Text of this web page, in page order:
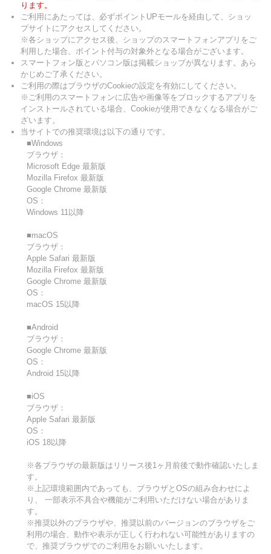
ります。
ご利用にあたっては、必ずポイントUPモールを経由して、ショッ
プサイトにアクセスしてください。
※各ショップにアクセス後、ショップのスマートフォンアプリをご
利用した場合、ポイント付与の対象外となる場合がございます。
スマートフォン版とパソコン版は掲載ショップが異なります。あら
かじめご了承ください。
ご利用の際はブラウザのCookieの設定を有効にしてください。
※ご利用のスマートフォンに広告や画像等をブロックするアプリを
インストールされている場合、Cookieが使用できなくなる場合がご
ざいます。
当サイトでの推奨環境は以下の通りです。
■Windows
ブラウザ：
Microsoft Edge 最新版
Mozilla Firefox 最新版
Google Chrome 最新版
OS：
Windows 11以降
■macOS
ブラウザ：
Apple Safari 最新版
Mozilla Firefox 最新版
Google Chrome 最新版
OS：
macOS 15以降
■Android
ブラウザ：
Google Chrome 最新版
OS：
Android 15以降
■iOS
ブラウザ：
Apple Safari 最新版
OS：
iOS 18以降
※各ブラウザの最新版はリリース後1ヶ月前後で動作確認いたしま
す。
※上記環境範囲内であっても、ブラウザとOSの組み合わせによ
り、 一部表示不具合や機能がご利用いただけない場合がありま
す。
※推奨以外のブラウザや、推奨以前のバージョンのブラウザをご
利用の場合、動作や表示が正しく行われない可能性がありますの
で、推奨ブラウザでのご利用をお願いいたします。